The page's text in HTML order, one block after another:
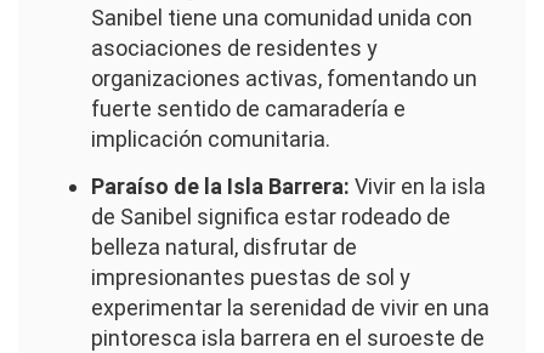
Sanibel tiene una comunidad unida con
asociaciones de residentes y
organizaciones activas, fomentando un
fuerte sentido de camaradería e
implicación comunitaria.
Paraíso de la Isla Barrera: Vivir en la isla
de Sanibel significa estar rodeado de
belleza natural, disfrutar de
impresionantes puestas de sol y
experimentar la serenidad de vivir en una
pintoresca isla barrera en el suroeste de